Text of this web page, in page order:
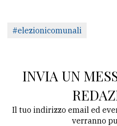
#elezionicomunali
INVIA UN
Il tuo indirizzo email ed
verranno